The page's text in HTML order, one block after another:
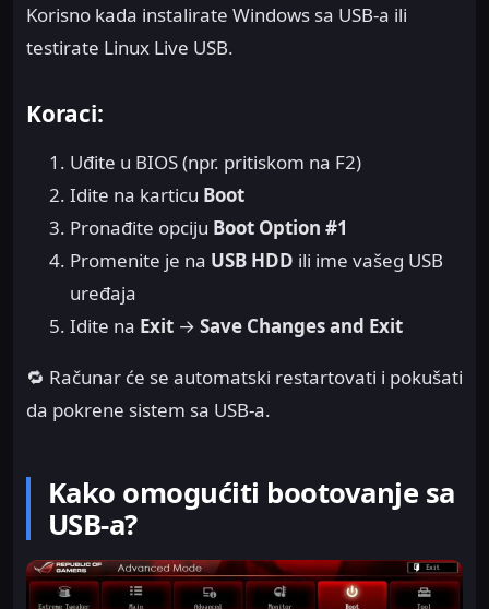
Korisno kada instalirate Windows sa USB-a ili
testirate Linux Live USB.
Koraci:
Uđite u BIOS (npr. pritiskom na F2)
Idite na karticu Boot
Pronađite opciju Boot Option #1
Promenite je na USB HDD ili ime vašeg USB
uređaja
Idite na Exit → Save Changes and Exit
🔁 Računar će se automatski restartovati i pokušati
da pokrene sistem sa USB-a.
Kako omogućiti bootovanje sa
USB-a?